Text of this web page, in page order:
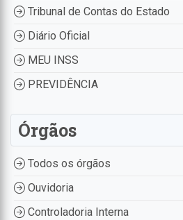
Tribunal de Contas do Estado
Diário Oficial
MEU INSS
PREVIDÊNCIA
Órgãos
Todos os órgãos
Ouvidoria
Controladoria Interna